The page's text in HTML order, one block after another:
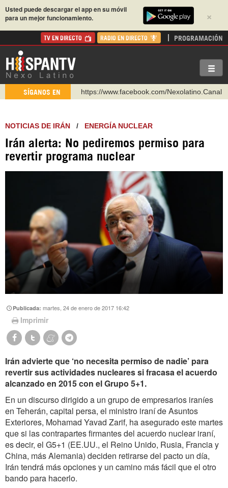
×
Usted puede descargar el app en su móvil
para un mejor funcionamiento.
TV EN DIRECTO RADIO EN DIRECTO PROGRAMACIÓN
SÍGANOS EN
https://www.facebook.com/Nexolatino.Canal
http://twitter.com/nexo_latino
https://t.me/hispantvcanal
https://urmedium.com/c/hispantv
Instagram como: hispan_tv
NOTICIAS DE IRÁN / ENERGÍA NUCLEAR
Irán alerta: No pediremos permiso para
revertir programa nuclear
Publicada:martes, 24 de enero de 2017 16:42
Imprimir
Irán advierte que ‘no necesita permiso de nadie’ para
revertir sus actividades nucleares si fracasa el acuerdo
alcanzado en 2015 con el Grupo 5+1.
En un discurso dirigido a un grupo de empresarios iraníes
en Teherán, capital persa, el ministro iraní de Asuntos
Exteriores, Mohamad Yavad Zarif, ha asegurado este martes
que si las contrapartes firmantes del acuerdo nuclear iraní,
es decir, el G5+1 (EE.UU., el Reino Unido, Rusia, Francia y
China, más Alemania) deciden retirarse del pacto un día,
Irán tendrá más opciones y un camino más fácil que el otro
bando para hacerlo.